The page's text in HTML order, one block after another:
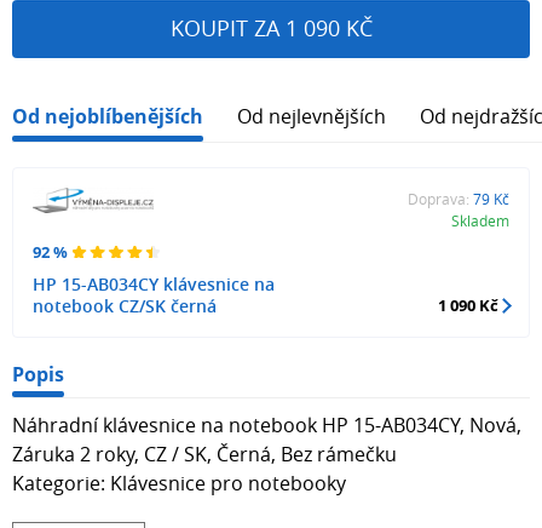
KOUPIT ZA 1 090 KČ
Od nejoblíbenějších Od nejlevnějších Od
92 %
HP 15-AB034CY klávesnice na
notebook CZ/SK černá
Doprava: 79 Kč
Skladem
1 090 Kč
Popis
Náhradní klávesnice na notebook HP 15-AB034CY, Nová,
Záruka 2 roky, CZ / SK, Černá, Bez rámečku
Kategorie: Klávesnice pro notebooky